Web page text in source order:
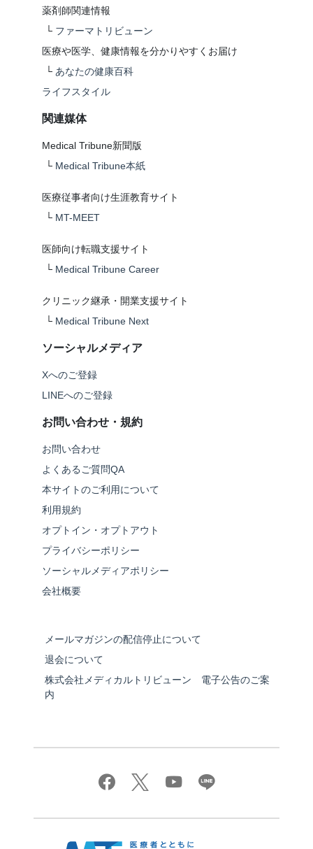
薬剤師関連情報
└ ファーマトリビューン
医療や医学、健康情報を分かりやすくお届け
└ あなたの健康百科
ライフスタイル
関連媒体
Medical Tribune新聞版
└ Medical Tribune本紙
医療従事者向け生涯教育サイト
└ MT-MEET
医師向け転職支援サイト
└ Medical Tribune Career
クリニック継承・開業支援サイト
└ Medical Tribune Next
ソーシャルメディア
Xへのご登録
LINEへのご登録
お問い合わせ・規約
お問い合わせ
よくあるご質問QA
本サイトのご利用について
利用規約
オプトイン・オプトアウト
プライバシーポリシー
ソーシャルメディアポリシー
会社概要
メールマガジンの配信停止について
退会について
株式会社メディカルトリビューン 電子公告のご案
内